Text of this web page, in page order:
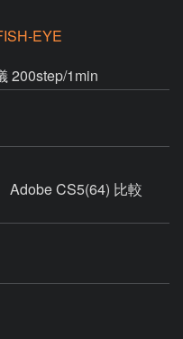
EYE
200step/1min
Adobe CS5(64) 比較